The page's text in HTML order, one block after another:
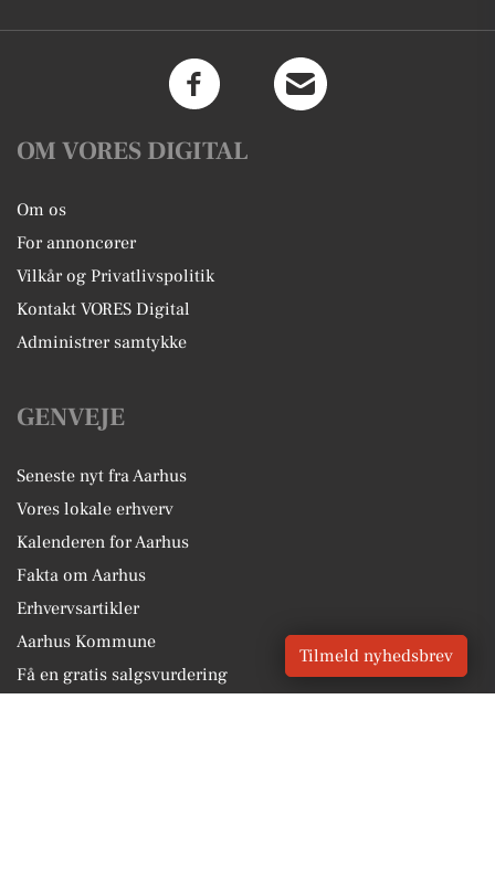
OM VORES DIGITAL
Om os
For annoncører
Vilkår og Privatlivspolitik
Kontakt VORES Digital
Administrer samtykke
GENVEJE
Seneste nyt fra Aarhus
Vores lokale erhverv
Kalenderen for Aarhus
Fakta om Aarhus
Erhvervsartikler
Aarhus Kommune
Få en gratis salgsvurdering
Tilmeld nyhedsbrev